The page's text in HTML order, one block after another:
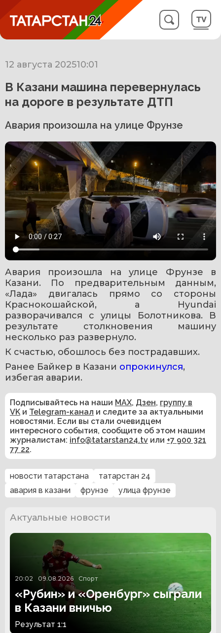
12 августа 202510:01
В Казани машина перевернулась
на дороге в результате ДТП
Авария произошла на улице Фрунзе
Авария произошла на улице Фрунзе в
Казани. По предварительным данным,
«Лада» двигалась прямо со стороны
Краснокошайской, а Hyundai
разворачивался с улицы Болотникова. В
результате столкновения машину
несколько раз развернуло.
К счастью, обошлось без пострадавших.
Ранее Байкер в Казани опрокинулся,
избегая аварии.
Подписывайтесь на наши MAX, Дзен, группу в
VK и Telegram-канал и следите за актуальными
новостями. Если вы стали очевидцем
интересного события, сообщите об этом нашим
журналистам: info@tatarstan24.tv или +7 900 321
77 22.
новости татарстана
татарстан 24
авария в казани
фрунзе улица фрунзе
Актуальные новости
20:02 09.08.2026 Спорт
«Рубин» и «Оренбург» сыграли
в Казани вничью
Результат 1:1